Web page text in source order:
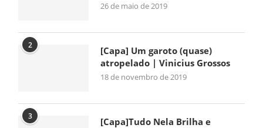
26 de maio de 2019
2
[Capa] Um garoto (quase)
atropelado | Vinicius Grossos
18 de novembro de 2019
3
[Capa]Tudo Nela Brilha e